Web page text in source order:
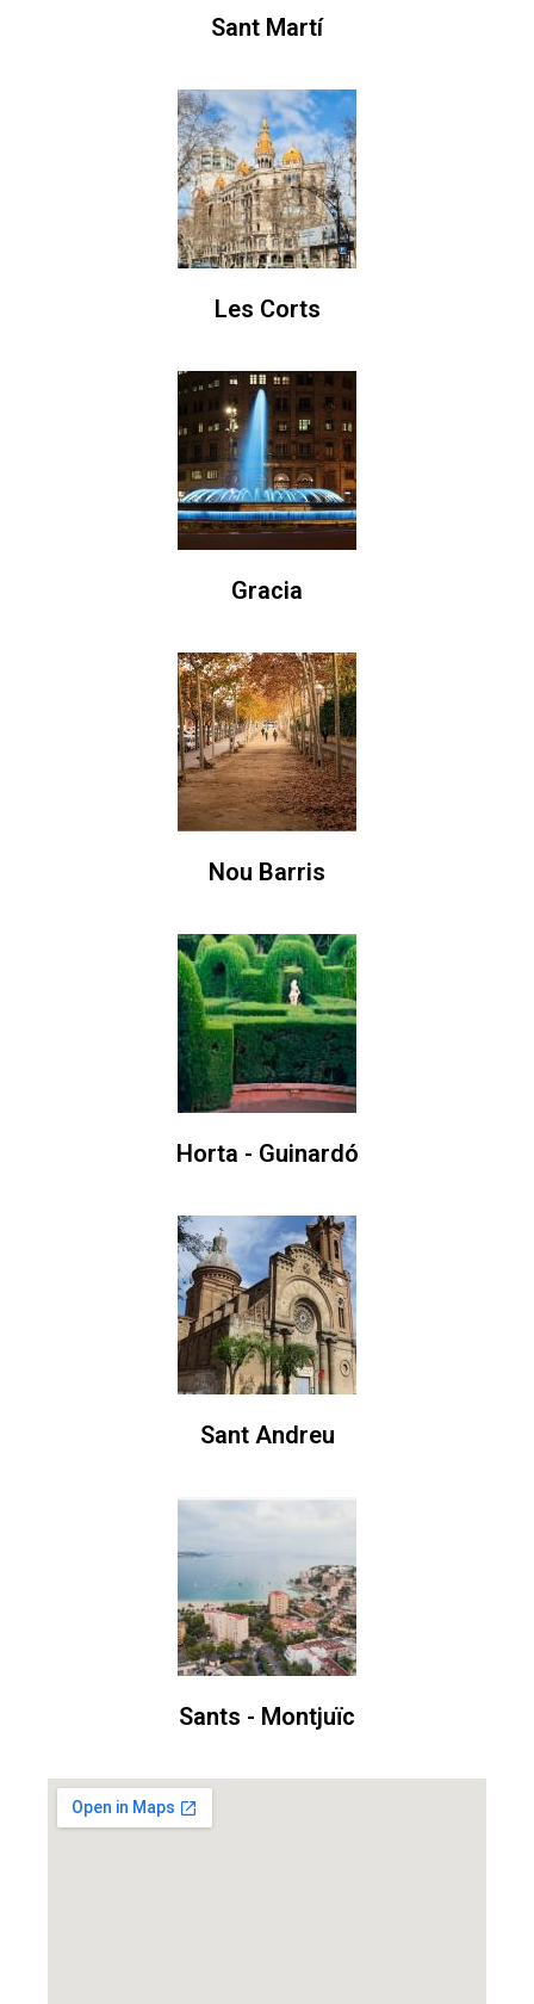
Sant Martí
Les Corts
Gracia
Nou Barris
Horta - Guinardó
Sant Andreu
Sants - Montjuïc